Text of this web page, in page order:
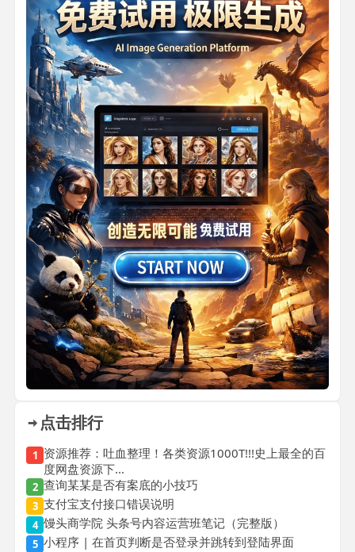
点击排行
1 资源推荐：吐血整理！各类资源1000T!!!史上最全的百
度网盘资源下...
2 查询某某是否有案底的小技巧
3 支付宝支付接口错误说明
4 馒头商学院 头条号内容运营班笔记（完整版）
5 小程序 | 在首页判断是否登录并跳转到登陆界面